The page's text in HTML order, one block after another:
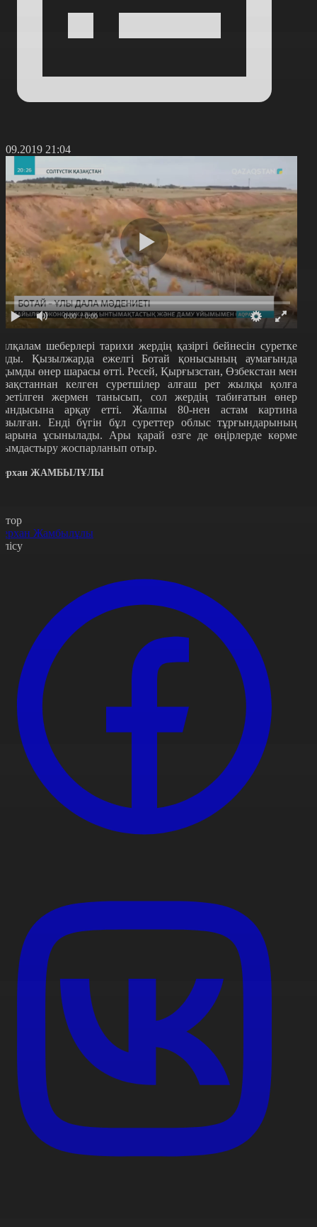
21:04
0:00 / 0:00
шеберлері тарихи жердің қазіргі бейнесін суретке
Қызылжарда ежелгі Ботай қонысының аумағында
өнер шарасы өтті. Ресей, Қырғызстан, Өзбекстан мен
келген суретшілер алғаш рет жылқы қолға
жермен танысып, сол жердің табиғатын өнер
арқау етті. Жалпы 80-нен астам картина
Енді бүгін бұл суреттер облыс тұрғындарының
ұсынылады. Ары қарай өзге де өңірлерде көрме
жоспарланып отыр.
ЖАМБЫЛҰЛЫ
Жамбылұлы